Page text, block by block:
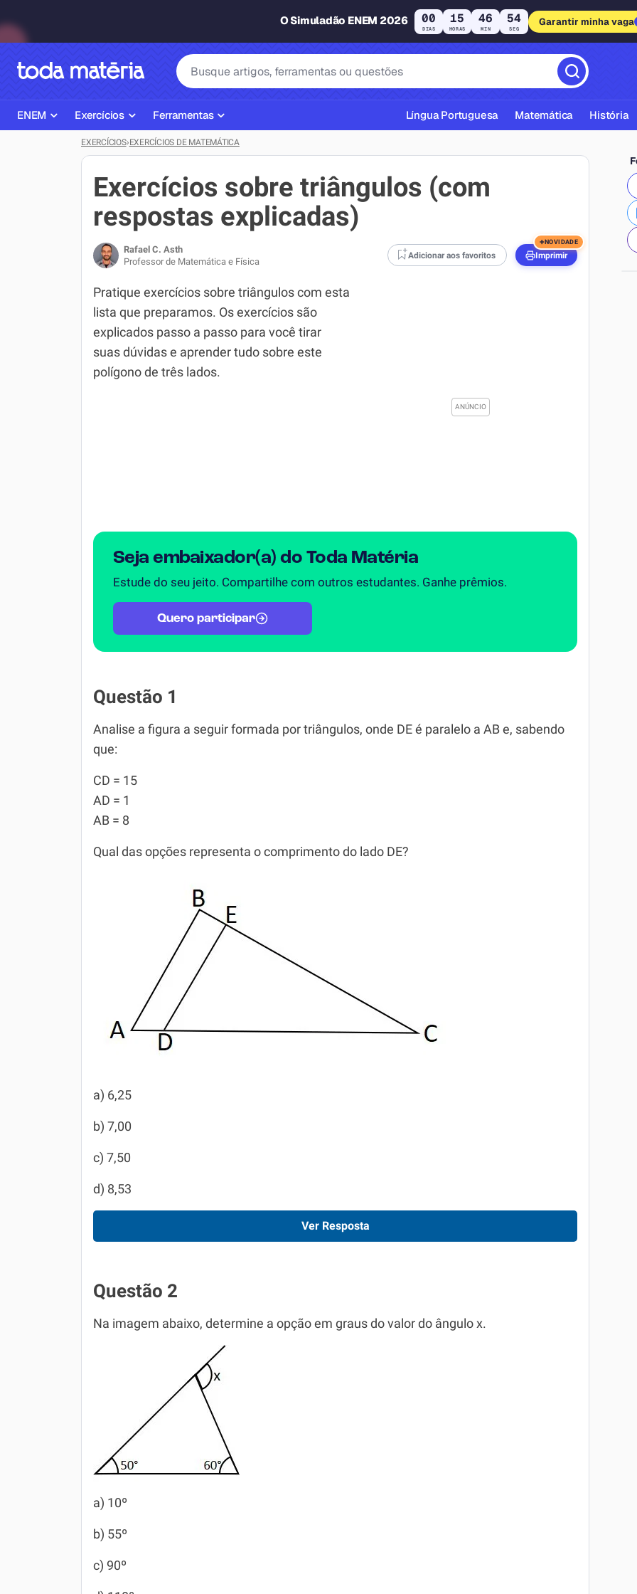
O Simuladão ENEM 2026 00
DIAS
15
HORAS
46
MIN
53
SEG
Garantir minha vaga
ENEM
Página Inicial ENEM
Plano de Estudos
Exercícios ENEM
Simulados ENEM
Exercícios
ENEM
Matemática
Biologia
Inglês
Geografia
Química
Ferramentas
Ajudante de Dever de Casa
Corretor de Redação
Gerador Referências Bibliográficas ABNT
Língua Portuguesa Matemática História
EXERCÍCIOS›EXERCÍCIOS DE MATEMÁTICA
Exercícios sobre triângulos (com
respostas explicadas)
Rafael C. Asth
Professor de Matemática e Física
Adicionar aos favoritos Imprimir
+NOVIDADE
Pratique exercícios sobre triângulos com esta
lista que preparamos. Os exercícios são
explicados passo a passo para você tirar
suas dúvidas e aprender tudo sobre este
polígono de três lados.
Seja embaixador(a) do Toda Matéria
Estude do seu jeito. Compartilhe com outros estudantes. Ganhe prêmios.
Quero participar
Questão 1
Analise a figura a seguir formada por triângulos, onde DE é paralelo a AB e, sabendo
que:
CD = 15
AD = 1
AB = 8
Qual das opções representa o comprimento do lado DE?
a) 6,25
b) 7,00
c) 7,50
d) 8,53
Ver Resposta
Questão 2
Na imagem abaixo, determine a opção em graus do valor do ângulo x.
a) 10º
b) 55º
c) 90º